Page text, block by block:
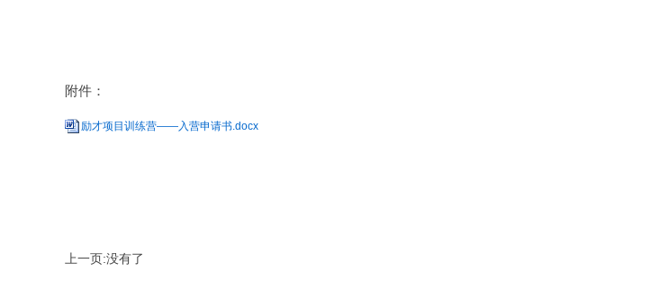
附件：
励才项目训练营——入营申请书.docx
上一页:没有了